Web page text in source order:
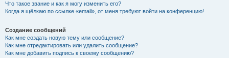
Что такое звание и как я могу изменить его?
Когда я щёлкаю по ссылке «email», от меня требуют войти на конференцию!
Создание сообщений
Как мне создать новую тему или сообщение?
Как мне отредактировать или удалить сообщение?
Как мне добавить подпись к своему сообщению?